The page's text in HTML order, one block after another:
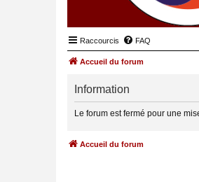
Raccourcis FAQ
Accueil du forum
Information
Le forum est fermé pour une
Accueil du forum